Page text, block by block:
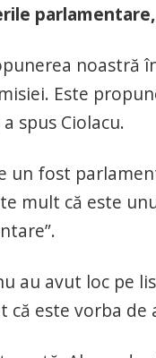
noastră
Este
spus Ciolacu.
un fost
mult că este
au avut loc pe
că este vorba